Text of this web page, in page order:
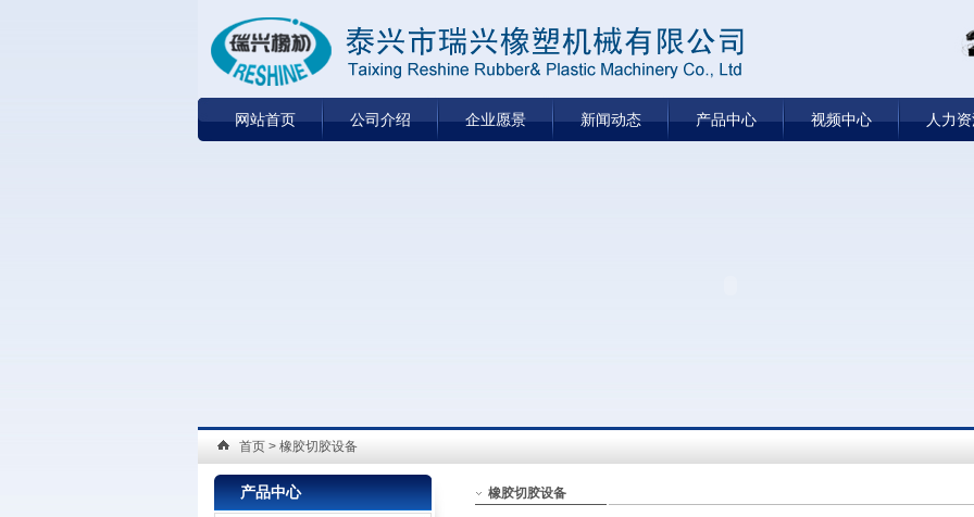
网站首页 公司介绍 企业愿景 新闻动态 产品中心 视频中心 人力
首页 > 橡胶切胶设备
产品中心 橡胶切胶设备